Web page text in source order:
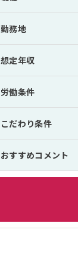
勤務地
想定年収
労働条件
こだわり条件
おすすめコメント